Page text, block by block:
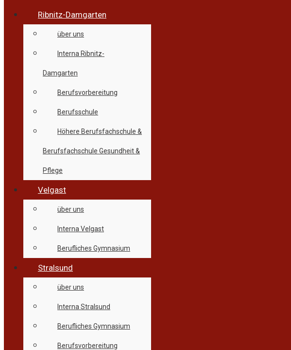
Ribnitz-Damgarten
über uns
Interna Ribnitz-
Damgarten
Berufsvorbereitung
Berufsschule
Höhere Berufsfachschule &
Berufsfachschule Gesundheit &
Pflege
Velgast
über uns
Interna Velgast
Berufliches Gymnasium
Stralsund
über uns
Interna Stralsund
Berufliches Gymnasium
Berufsvorbereitung